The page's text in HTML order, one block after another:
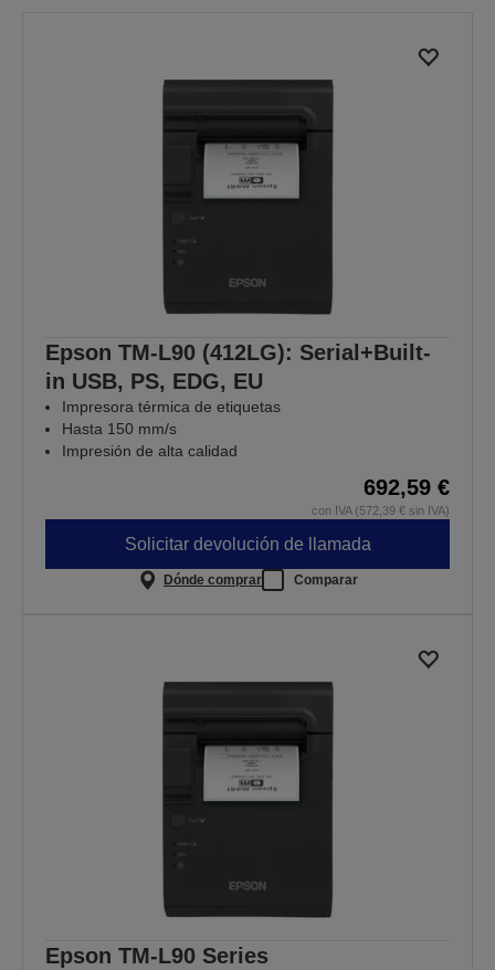
Epson TM-L90 (412LG): Serial+Built-
in USB, PS, EDG, EU
Impresora térmica de etiquetas
Hasta 150 mm/s
Impresión de alta calidad
692,59 €
con IVA (572,39 € sin IVA)
Solicitar devolución de llamada
Dónde comprar Comparar
Epson TM-L90 Series